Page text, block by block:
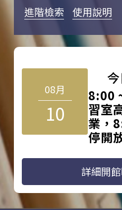
進階檢索 使用說明
08月
10
8:00
習室
業，
停開
詳細開